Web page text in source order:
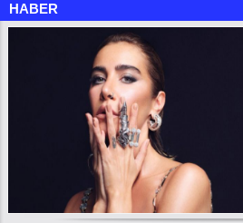
HABER